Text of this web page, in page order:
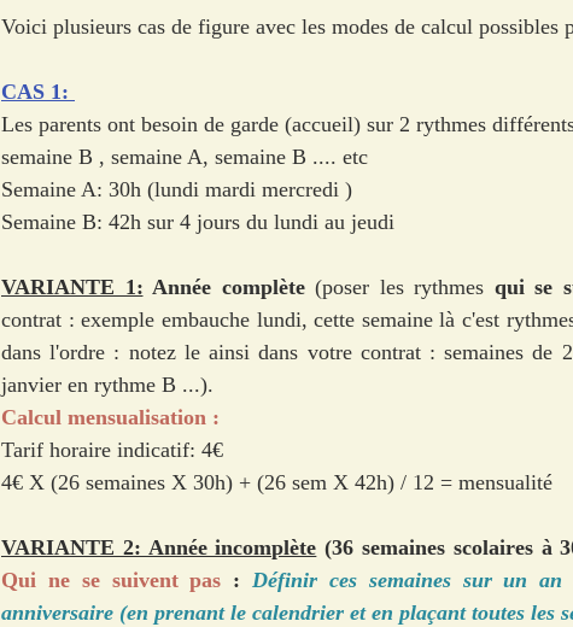
Voici plusieurs cas de figure avec les modes de calcul possibles
CAS 1:
Les parents ont besoin de garde (accueil) sur 2 rythmes
semaine B , semaine A, semaine B .... etc
Semaine A: 30h (lundi mardi mercredi )
Semaine B: 42h sur 4 jours du lundi au jeudi
VARIANTE 1: Année complète (poser les rythmes qui se
contrat : exemple embauche lundi, cette semaine là c'est
dans l'ordre : notez le ainsi dans votre contrat : semaines de
janvier en rythme B ...).
Calcul mensualisation :
Tarif horaire indicatif: 4€
4€ X (26 semaines X 30h) + (26 sem X 42h) / 12 = mensualité
VARIANTE 2: Année incomplète
Qui ne se suivent pas : Définir ces semaines sur un
anniversaire (en prenant le calendrier et en plaçant toutes les